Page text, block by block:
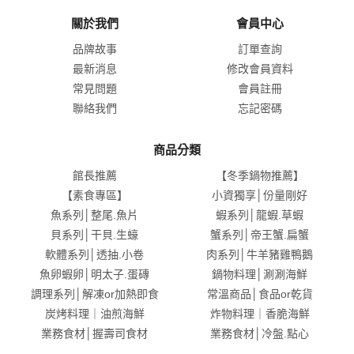
關於我們
品牌故事
最新消息
常見問題
聯絡我們
會員中心
訂單查詢
修改會員資料
會員註冊
忘記密碼
商品分類
館長推薦
【冬季鍋物推薦】
【素食專區】
小資獨享│份量剛好
魚系列│整尾.魚片
蝦系列│龍蝦.草蝦
貝系列│干貝.生蠔
蟹系列│帝王蟹.扁蟹
軟體系列│透抽.小卷
肉系列│牛羊豬雞鴨鵝
魚卵蝦卵│明太子.蛋磚
鍋物料理│涮涮海鮮
調理系列│解凍or加熱即食
常溫商品│食品or乾貨
炭烤料理｜油煎海鮮
炸物料理｜香脆海鮮
業務食材│握壽司食材
業務食材│冷盤.點心